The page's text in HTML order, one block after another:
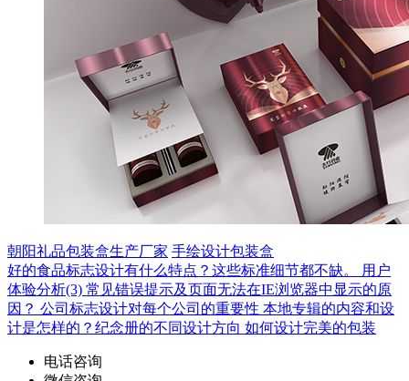
朝阳礼品包装盒生产厂家 手绘设计包装盒
好的食品标志设计有什么特点？这些标准细节都不缺。
用户
体验分析(3) 常见错误提示及页面无法在IE浏览器中显示的原
因？ 公司标志设计对每个公司的重要性 本地专辑的内容和设
计是怎样的？纪念册的不同设计方向 如何设计完美的包装
电话咨询